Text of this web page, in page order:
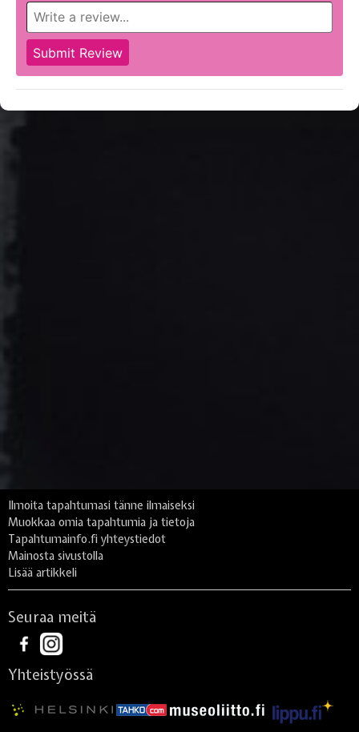
Ilmoita tapahtumasi tänne ilmaiseksi
Muokkaa omia tapahtumia ja tietoja
Tapahtumainfo.fi yhteystiedot
Mainosta sivustolla
Lisää artikkeli
Seuraa meitä
Yhteistyössä